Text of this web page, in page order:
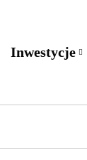
Inwestycje